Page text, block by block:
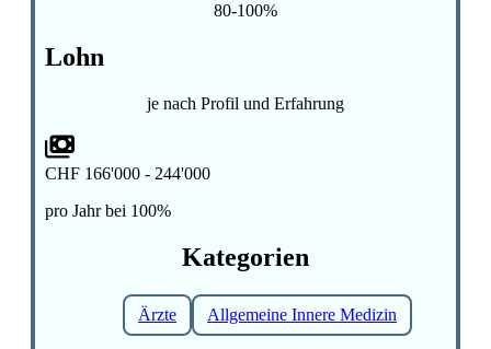
80-100%
Lohn
je nach Profil und Erfahrung
CHF 166'000 - 244'000
pro Jahr bei 100%
Kategorien
Ärzte Allgemeine Innere Medizin